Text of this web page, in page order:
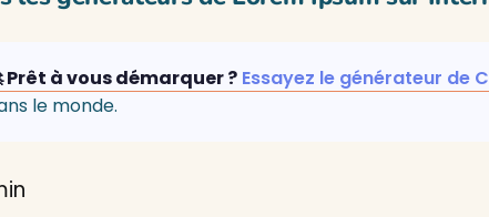
Prêt à vous démarquer ? Essayez le générateur de
le monde.